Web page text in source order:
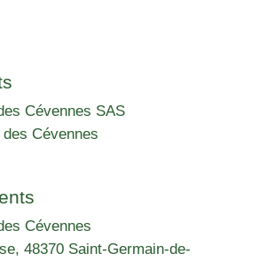
Cévennes SAS
Cévennes
Cévennes
48370 Saint-Germain-de-